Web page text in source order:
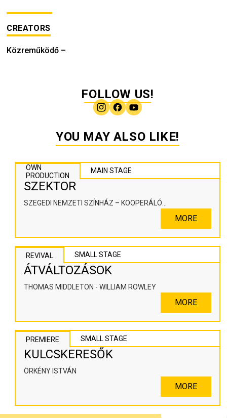
CREATORS
Közreműködő –
FOLLOW US!
YOU MAY ALSO LIKE!
OWN
PRODUCTION
MAIN STAGE
SZEKTOR
SZEGEDI NEMZETI SZÍNHÁZ – KOOPERÁLÓ
MORE
REVIVAL SMALL STAGE
ÁTVÁLTOZÁSOK
THOMAS MIDDLETON - WILLIAM ROWLEY
MORE
PREMIERE SMALL STAGE
KULCSKERESŐK
ÖRKÉNY ISTVÁN
MORE